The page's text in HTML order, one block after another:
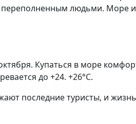
людьми. Море
Купаться в море
до +24. +26°С.
последние туристы, и